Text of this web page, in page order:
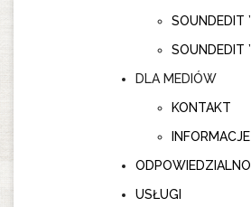
SOUNDEDIT
SOUNDEDIT
DLA MEDIÓW
KONTAKT
USŁUGI